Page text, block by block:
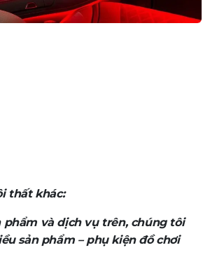
thất khác:
phẩm và dịch vụ trên, chúng tôi
sản phẩm – phụ kiện đồ chơi